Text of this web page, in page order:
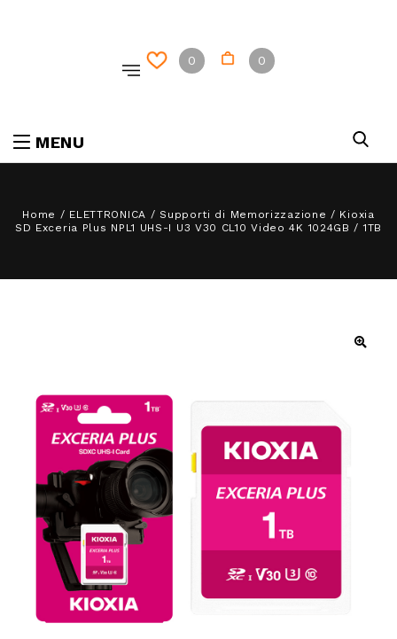
0 0
MENU
Home / ELETTRONICA /Supporti di Memorizzazione / Kioxia
SD Exceria Plus NPL1 UHS-I U3 V30 CL10 Video 4K 1024GB / 1TB